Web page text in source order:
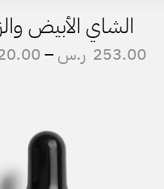
الشاي الأبيض
253.00 ر.س–